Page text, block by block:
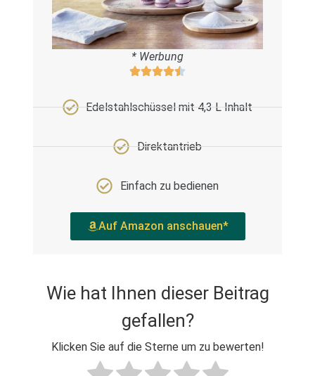
* Werbung
Edelstahlschüssel mit 4,3 L Inhalt
Direktantrieb
Einfach zu bedienen
Auf Amazon anschauen*
Wie hat Ihnen dieser Beitrag
gefallen?
Klicken Sie auf die Sterne um zu bewerten!